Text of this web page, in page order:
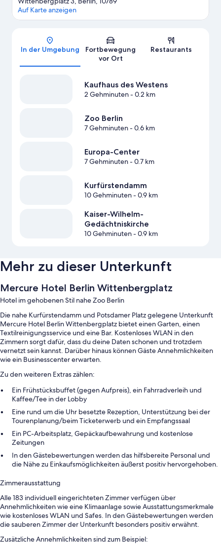
Karte
Auf Karte anzeigen
In der Umgebung
Fortbewegung
vor Ort
Restaurants
Kaufhaus des Westens
2 Gehminuten- 0.2 km
Zoo Berlin
7 Gehminuten- 0.6 km
Europa-Center
7 Gehminuten- 0.7 km
Kurfürstendamm
10 Gehminuten- 0.9 km
Kaiser-Wilhelm-
Gedächtniskirche
10 Gehminuten- 0.9 km
Mehr zu dieser Unterkunft
Mercure Hotel Berlin Wittenbergplatz
Hotel im gehobenen Stil nahe Zoo Berlin
Die nahe Kurfürstendamm und Potsdamer Platz gelegene Unterkunft
Mercure Hotel Berlin Wittenbergplatz bietet einen Garten, einen
Textilreinigungsservice und eine Bar. Kostenloses WLAN in den
Zimmern sorgt dafür, dass du deine Daten schonen und trotzdem
vernetzt sein kannst. Darüber hinaus können Gäste Annehmlichkeiten
wie ein Businesscenter erwarten.
Zu den weiteren Extras zählen:
Ein Frühstücksbuffet (gegen Aufpreis), ein Fahrradverleih und
Kaffee/Tee in der Lobby
Eine rund um die Uhr besetzte Rezeption, Unterstützung bei der
Tourenplanung/beim Ticketerwerb und ein Empfangssaal
Ein PC-Arbeitsplatz, Gepäckaufbewahrung und kostenlose
Zeitungen
In den Gästebewertungen werden das hilfsbereite Personal und
die Nähe zu Einkaufsmöglichkeiten äußerst positiv hervorgehoben.
Zimmerausstattung
Alle 183 individuell eingerichteten Zimmer verfügen über
Annehmlichkeiten wie eine Klimaanlage sowie Ausstattungsmerkmale
wie kostenloses WLAN und Safes. In den Gästebewertungen werden
die sauberen Zimmer der Unterkunft besonders positiv erwähnt.
Zusätzliche Annehmlichkeiten sind zum Beispiel: